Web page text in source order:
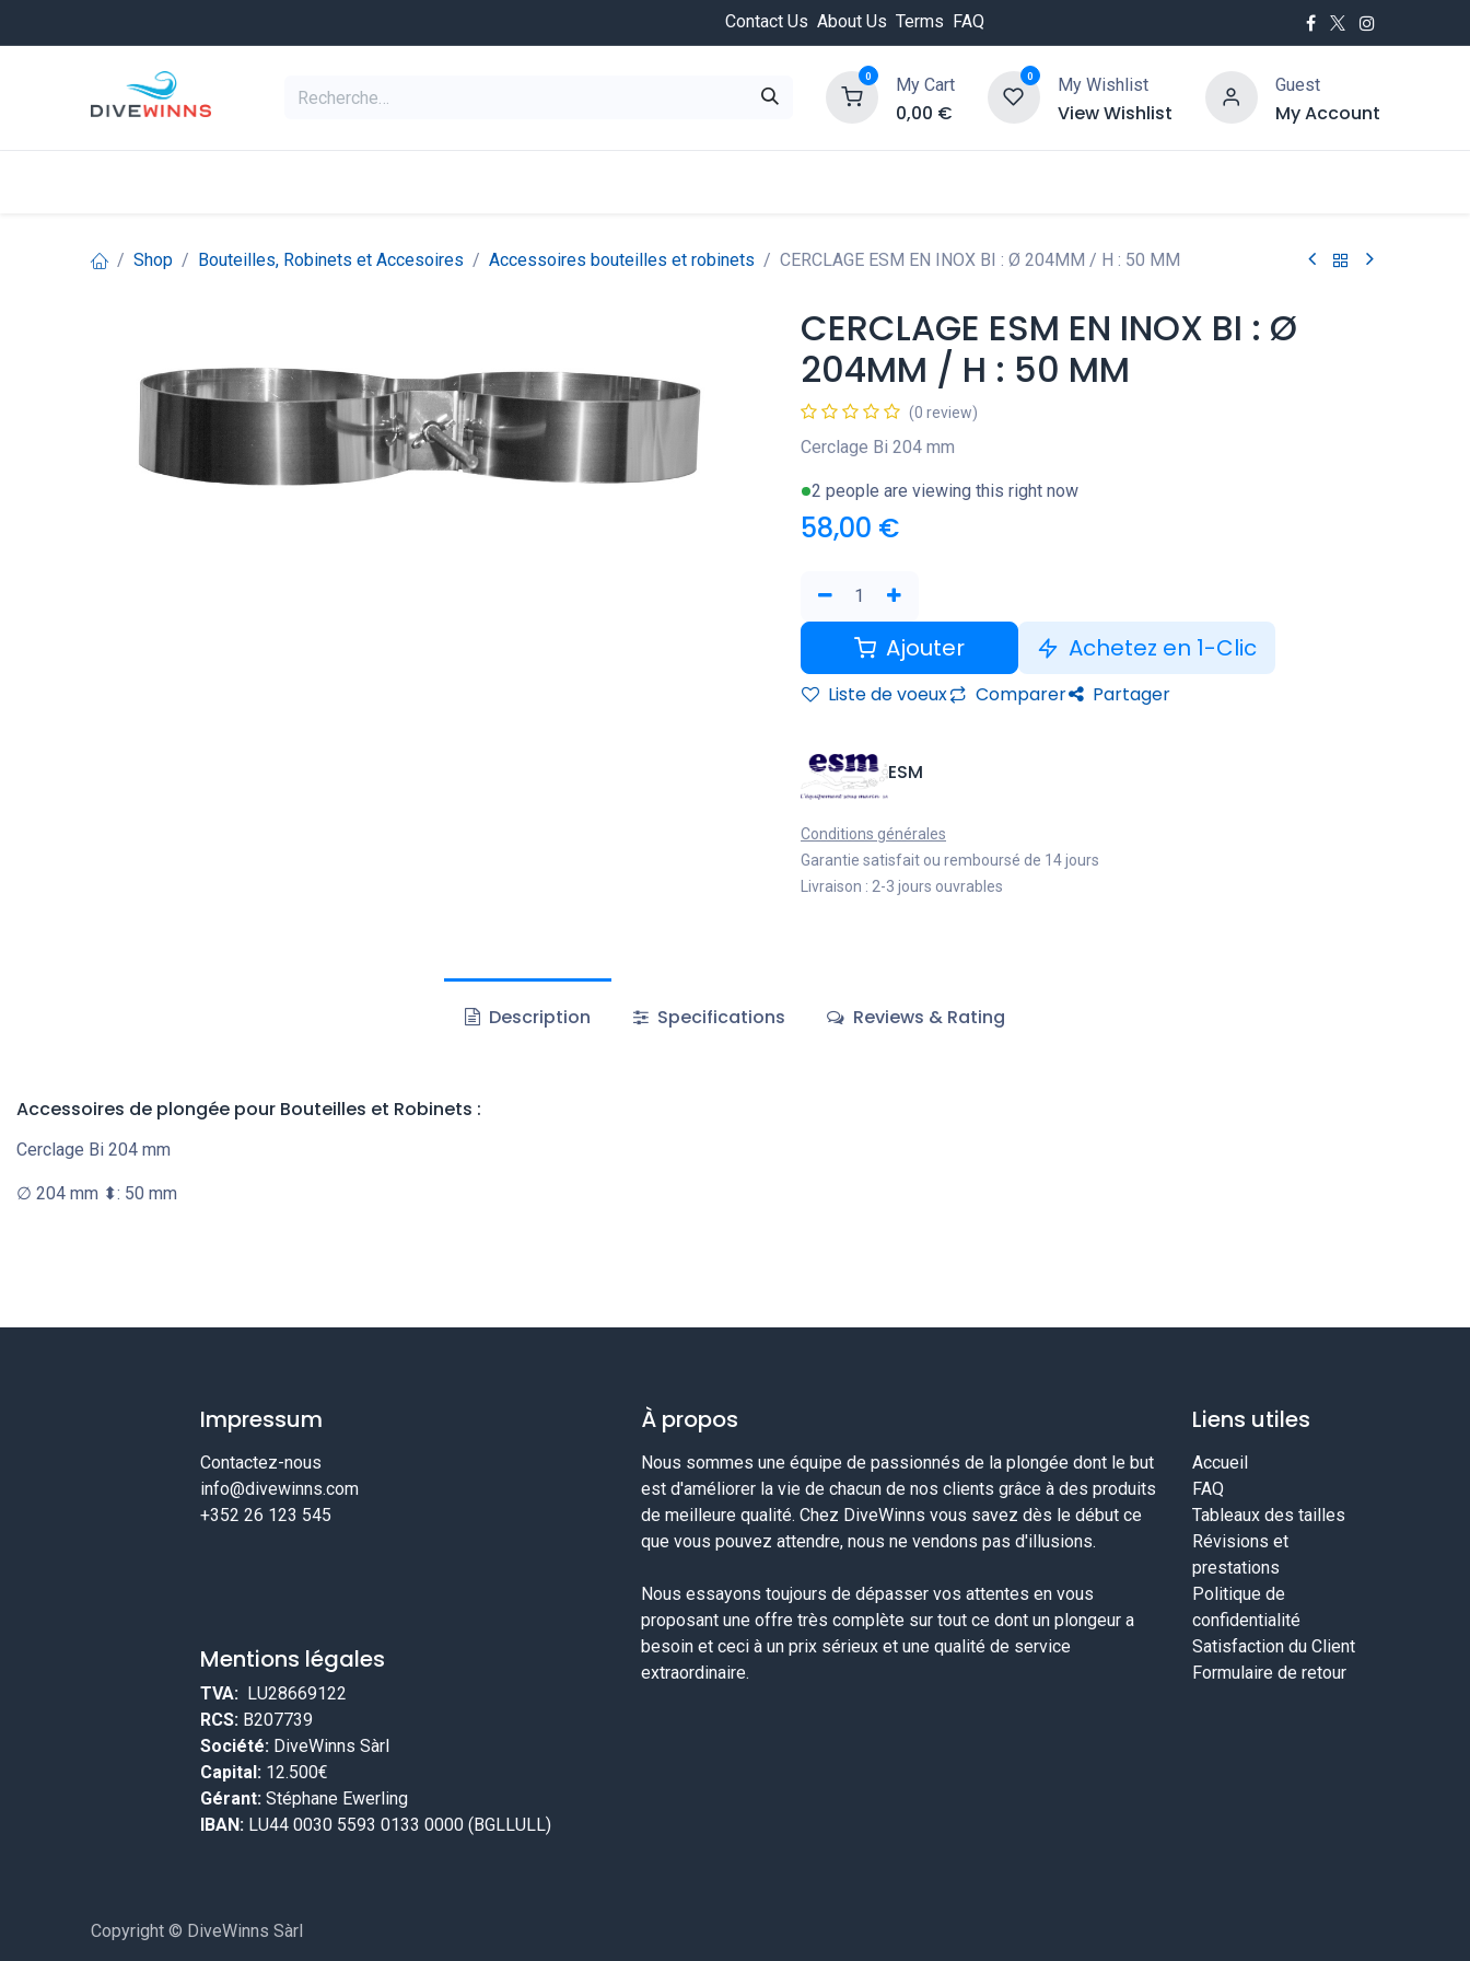
Contact Us About Us Terms FAQ
0 My Cart
0,00 €
0 My Wishlist
View Wishlist
Guest
My Account
HOT
Shop Bouteilles, Robinets et Accesoires Accessoires bouteilles et robinets CERCLAGE ESM EN INOX BI : Ø 204MM / H : 50 MM
CERCLAGE ESM EN INOX BI : Ø
204MM / H : 50 MM
(0 review)
Cerclage Bi 204 mm
2 people are viewing this right now
58,00 €
Ajouter Achetez en 1-Clic
Liste de voeux Comparer Partager
ESM
Conditions générales
Garantie satisfait ou remboursé de 14 jours
Livraison : 2-3 jours ouvrables
Description Specifications Reviews & Rating
Accessoires de plongée pour Bouteilles et Robinets :
Cerclage Bi 204 mm
∅ 204 mm ⬍: 50 mm
Impressum
Contactez-nous
info@divewinns.com
+352 26 123 545
Mentions légales
TVA: LU28669122
RCS: B207739
Société: DiveWinns Sàrl
Capital: 12.500€
Gérant: Stéphane Ewerling
IBAN: LU44 0030 5593 0133 0000 (BGLLULL)
À propos
Nous sommes une équipe de passionnés de la plongée dont le but
est d'améliorer la vie de chacun de nos clients grâce à des produits
de meilleure qualité. Chez DiveWinns vous savez dès le début ce
que vous pouvez attendre, nous ne vendons pas d'illusions.
Nous essayons toujours de dépasser vos attentes en vous
proposant une offre très complète sur tout ce dont un plongeur a
besoin et ceci à un prix sérieux et une qualité de service
extraordinaire.
Liens utiles
Accueil
FAQ
Tableaux des tailles
Révisions et
prestations
Politique de
confidentialité
Satisfaction du Client
Formulaire de retour
Copyright © DiveWinns Sàrl